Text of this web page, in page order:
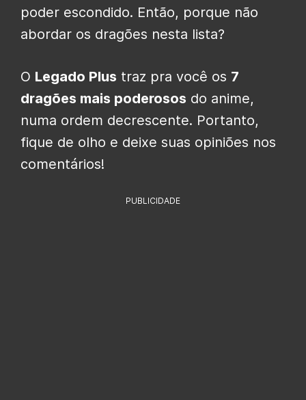
poder escondido. Então, porque não
abordar os dragões nesta lista?
O Legado Plus traz pra você os 7
dragões mais poderosos do anime,
numa ordem decrescente. Portanto,
fique de olho e deixe suas opiniões nos
comentários!
PUBLICIDADE